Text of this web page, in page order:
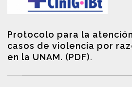
Protocolo para la
casos de violencia por
en la UNAM. (PDF).